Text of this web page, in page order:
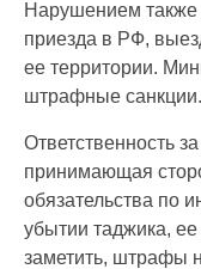
Нарушением также
приезда в РФ,
ее территории.
штрафные санкции.
Ответственность
принимающая
обязательства по
убытии таджика,
заметить, штрафы